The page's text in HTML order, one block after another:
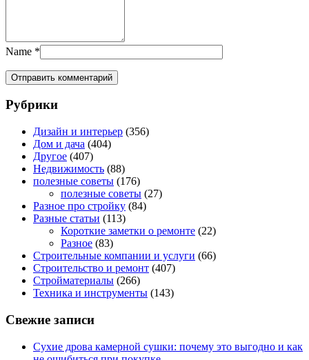
Name *
Рубрики
Дизайн и интерьер (356)
Дом и дача (404)
Другое (407)
Недвижимость (88)
полезные советы (176)
полезные советы (27)
Разное про стройку (84)
Разные статьи (113)
Короткие заметки о ремонте (22)
Разное (83)
Строительные компании и услуги (66)
Строительство и ремонт (407)
Стройматериалы (266)
Техника и инструменты (143)
Свежие записи
Сухие дрова камерной сушки: почему это выгодно и как